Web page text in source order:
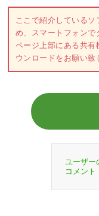
ここで紹介している
め、スマートフォンで
ページ上部にある共
ウンロードをお願い致
ユーザー
コメント